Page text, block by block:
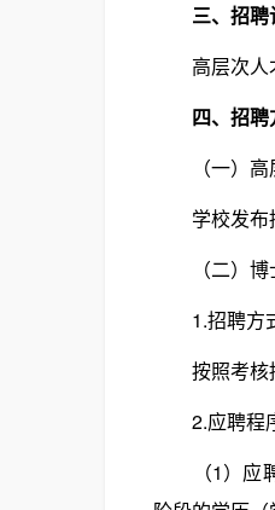
三、招聘
高层次人
四、招
（一）高
学校发布招
（二）博
1.招聘方
按照考核
2.应聘程
（1）应聘